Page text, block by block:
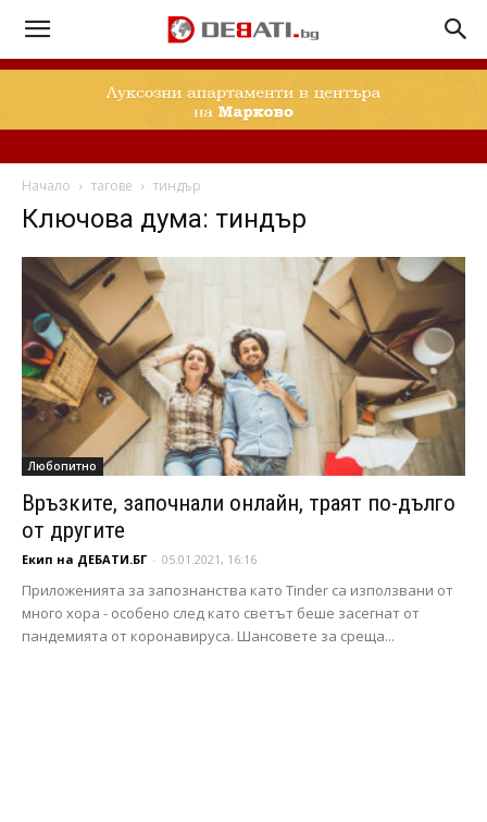
Начало тагове тиндър
Ключова дума: тиндър
Любопитно
Връзките, започнали онлайн, траят по-дълго
от другите
Екип на ДЕБАТИ.БГ - 05.01.2021, 16:16
Приложенията за запознанства като Tinder са използвани от
много хора - особено след като светът беше засегнат от
пандемията от коронавируса. Шансовете за среща...